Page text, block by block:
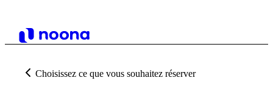
Choisissez ce que vous souhaitez réserver